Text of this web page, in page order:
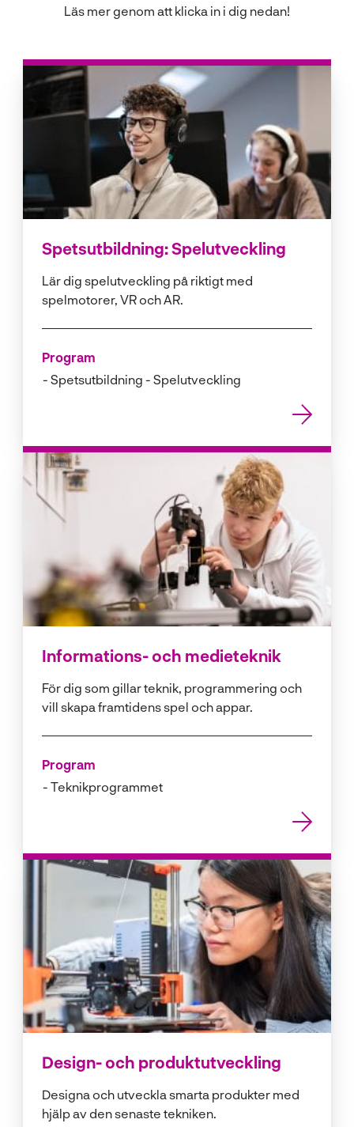
Läs mer genom att klicka in i dig nedan!
Spetsutbildning: Spelutveckling
Lär dig spelutveckling på riktigt med
spelmotorer, VR och AR.
Program
Spetsutbildning - Spelutveckling
Informations- och medieteknik
För dig som gillar teknik, programmering och
vill skapa framtidens spel och appar.
Program
Teknikprogrammet
Design- och produktutveckling
Designa och utveckla smarta produkter med
hjälp av den senaste tekniken.